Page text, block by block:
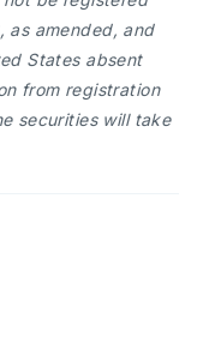
as amended, and
States absent
from registration
securities will take